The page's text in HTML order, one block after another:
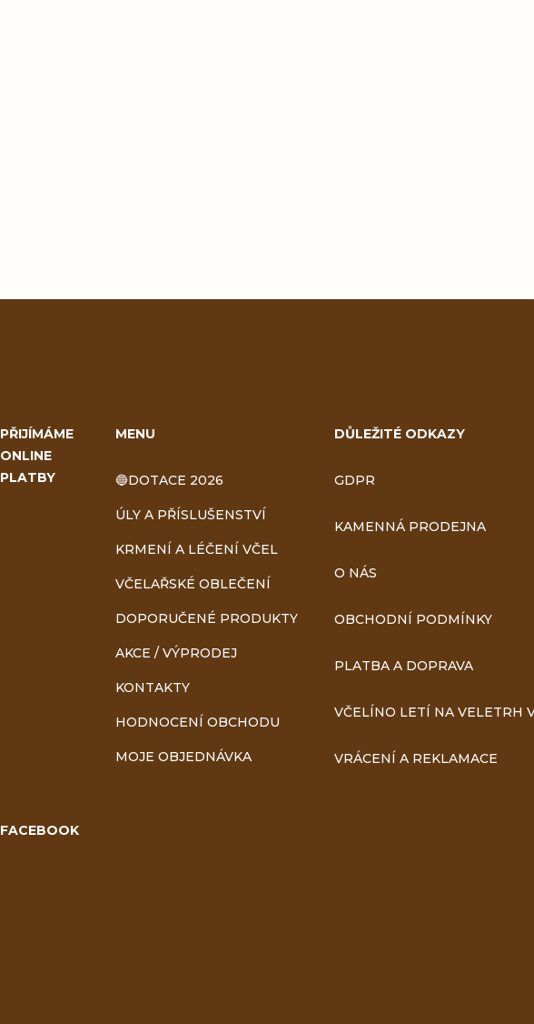
PŘIJÍMÁME
ONLINE
PLATBY
MENU
🔵DOTACE 2026
ÚLY A PŘÍSLUŠENSTVÍ
KRMENÍ A LÉČENÍ VČEL
VČELAŘSKÉ OBLEČENÍ
DOPORUČENÉ PRODUKTY
AKCE / VÝPRODEJ
KONTAKTY
HODNOCENÍ OBCHODU
MOJE OBJEDNÁVKA
DŮLEŽITÉ ODKAZY
GDPR
KAMENNÁ PRODEJNA
O NÁS
OBCHODNÍ PODMÍNKY
PLATBA A DOPRAVA
VČELÍNO LETÍ NA VELETRH
VRÁCENÍ A REKLAMACE
FACEBOOK